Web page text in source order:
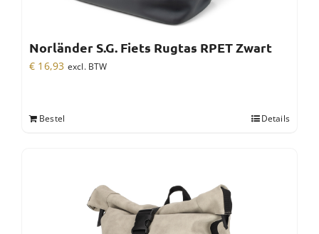
Norländer S.G. Fiets Rugtas RPET Zwart
€ 16,93 excl. BTW
Bestel Details